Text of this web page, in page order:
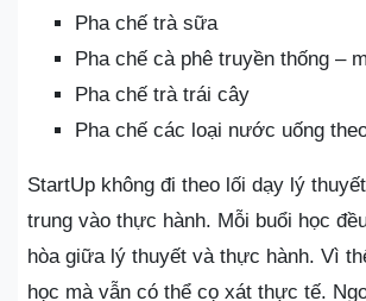
Pha chế trà sữa
Pha chế cà phê truyền thống –
Pha chế trà trái cây
Pha chế các loại nước uống
StartUp không đi theo lối dạy lý
trung vào thực hành. Mỗi buổi học
hòa giữa lý thuyết và thực hành. Vì
học mà vẫn có thể cọ xát thực tế.